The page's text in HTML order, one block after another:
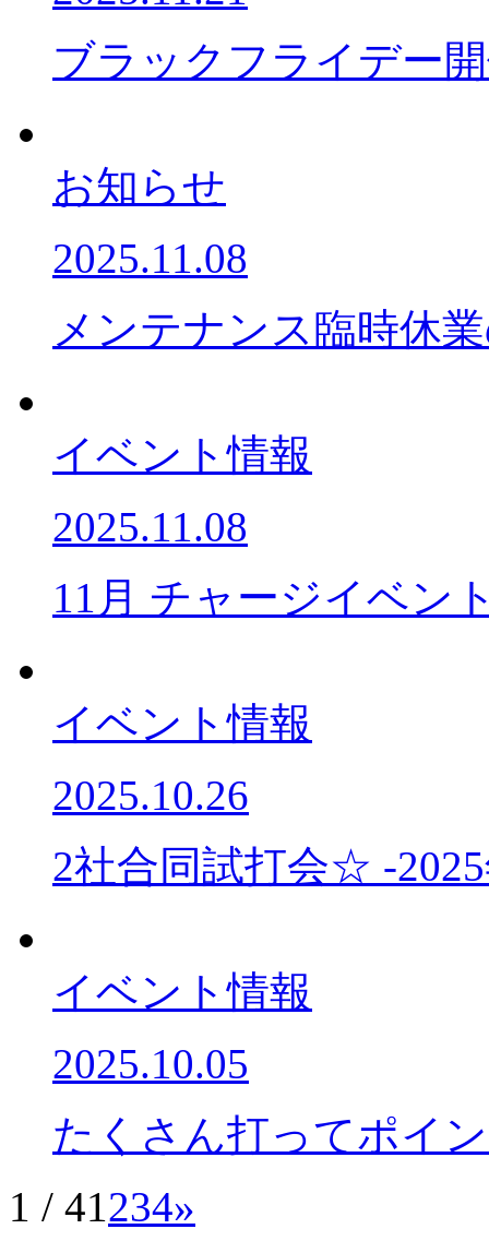
ブラックフライデー
お知らせ
2025.11.08
メンテナンス臨時休
イベント情報
2025.11.08
11月 チャージイベン
イベント情報
2025.10.26
2社合同試打会☆ -
イベント情報
2025.10.05
たくさん打ってポイ
1 / 41234»